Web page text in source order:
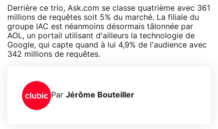
Derrière ce trio, Ask.com se classe quatrième avec 361
millions de requêtes soit 5% du marché. La filiale du
groupe IAC est néanmoins désormais tâlonnée par
AOL, un portail utilisant d'ailleurs la technologie de
Google, qui capte quand à lui 4,9% de l'audience avec
342 millions de requêtes.
Par Jérôme Bouteiller